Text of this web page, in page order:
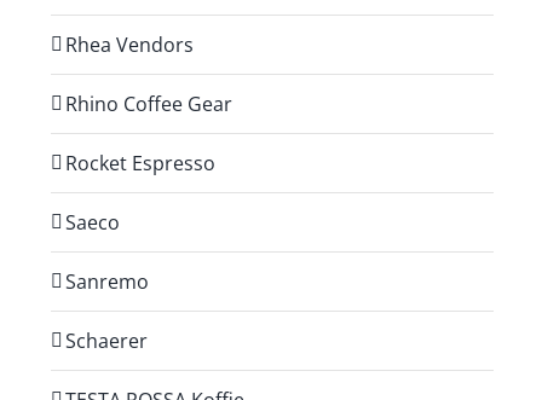
Rhea Vendors
Rhino Coffee Gear
Rocket Espresso
Saeco
Sanremo
Schaerer